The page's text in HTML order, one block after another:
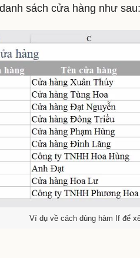
sách cửa hàng như sau:
Ví dụ về cách dùng hàm If để